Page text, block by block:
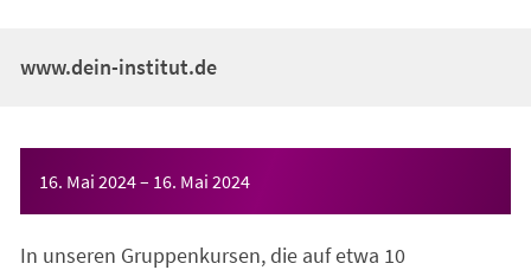
www.dein-institut.de
16. Mai 2024– 16. Mai 2024
In unseren Gruppenkursen, die auf etwa 10